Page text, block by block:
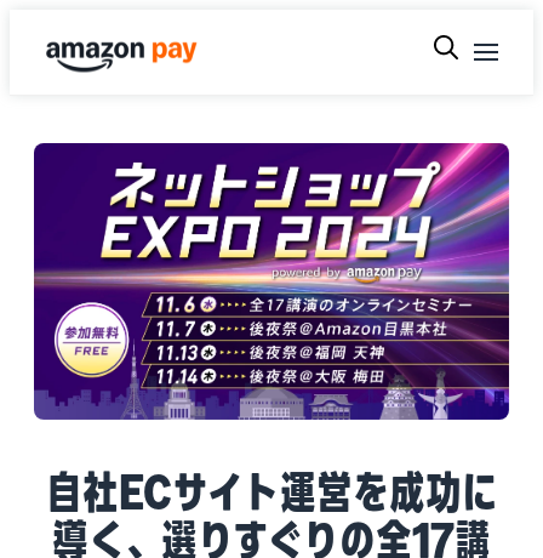
自社ECサイト運営を成功に
導く、選りすぐりの全17講